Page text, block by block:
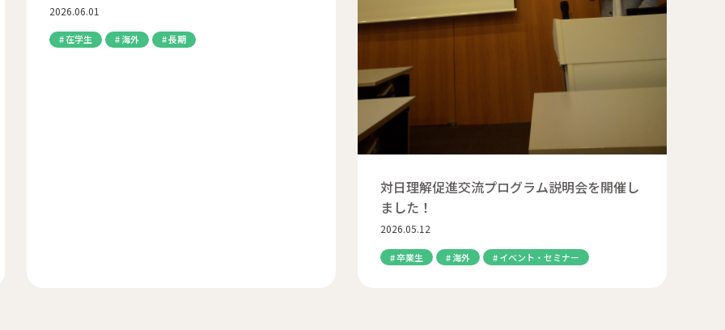
2026.06.01
在学生 海外 長期
対日理解促進交流プログラム説明会を開催し
ました！
2026.05.12
卒業生 海外 イベント・セミナー